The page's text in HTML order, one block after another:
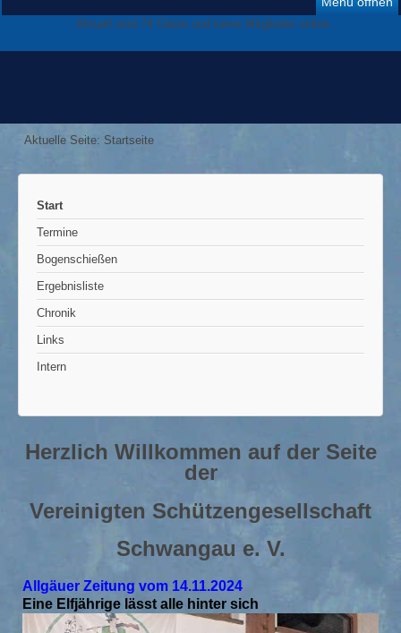
Aktuell sind 74 Gäste und keine Mitglieder online
Aktuelle Seite: Startseite
Start
Termine
Bogenschießen
Ergebnisliste
Chronik
Links
Intern
Herzlich Willkommen auf der Seite
der
Vereinigten Schützengesellschaft
Schwangau e. V.
Allgäuer Zeitung vom 14.11.2024
Eine Elfjährige lässt alle hinter sich